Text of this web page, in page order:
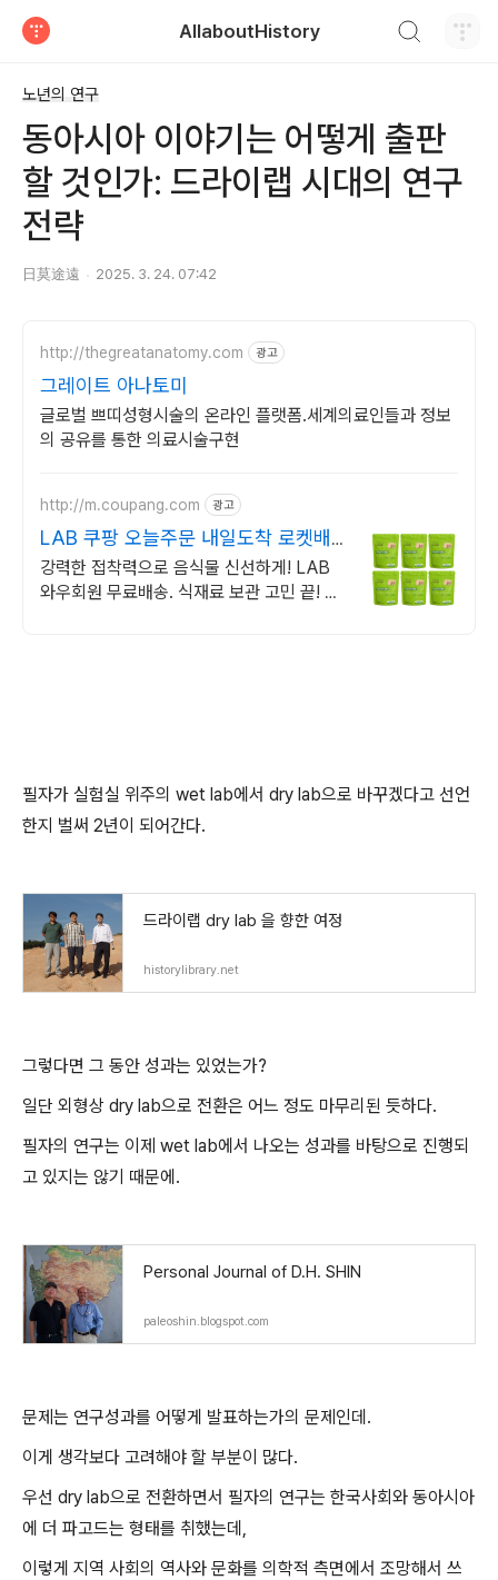
AllaboutHistory
노년의 연구
동아시아 이야기는 어떻게 출판
할 것인가: 드라이랩 시대의 연구
전략
日莫途遠 2025. 3. 24. 07:42
http://thegreatanatomy.com 광고
그레이트 아나토미
글로벌 쁘띠성형시술의 온라인 플랫폼.세계의료인들과 정보
의 공유를 통한 의료시술구현
http://m.coupang.com 광고
LAB 쿠팡 오늘주문 내일도착 로켓배
송
강력한 접착력으로 음식물 신선하게! LAB
와우회원 무료배송. 식재료 보관 고민 끝! 꽉
필자가 실험실 위주의 wet lab에서 dry lab으로 바꾸겠다고 선언
한지 벌써 2년이 되어간다.
드라이랩 dry lab 을 향한 여정
historylibrary.net
그렇다면 그 동안 성과는 있었는가?
일단 외형상 dry lab으로 전환은 어느 정도 마무리된 듯하다.
필자의 연구는 이제 wet lab에서 나오는 성과를 바탕으로 진행되
고 있지는 않기 때문에.
Personal Journal of D.H. SHIN
paleoshin.blogspot.com
문제는 연구성과를 어떻게 발표하는가의 문제인데.
이게 생각보다 고려해야 할 부분이 많다.
우선 dry lab으로 전환하면서 필자의 연구는 한국사회와 동아시아
에 더 파고드는 형태를 취했는데,
이렇게 지역 사회의 역사와 문화를 의학적 측면에서 조망해서 쓰